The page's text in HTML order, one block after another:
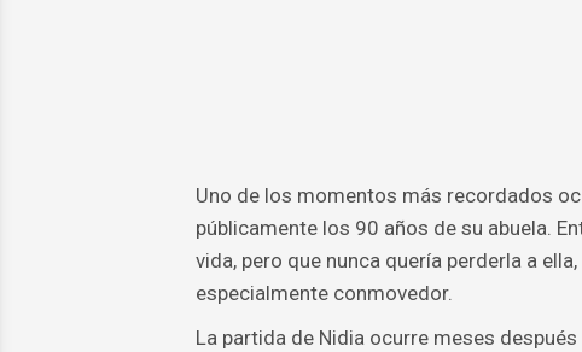
Uno de los momentos más recordados
públicamente los 90 años de su abuela.
vida, pero que nunca quería perderla a
especialmente conmovedor.
La partida de Nidia ocurre meses